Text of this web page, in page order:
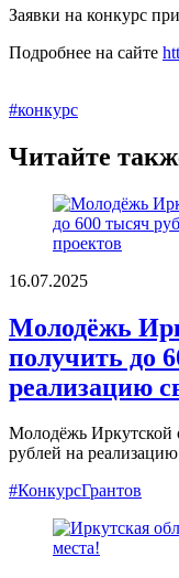
Заявки на конкурс
Подробнее на сайте
#конкурс
Читайте
16.07.2025
Молодёжь
получить до
реализацию
Молодёжь Иркутской
рублей на
#КонкурсГрантов